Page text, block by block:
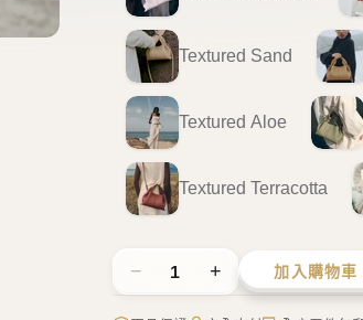
Textured Sand
Textured Aloe
Textured Terracotta
− 1 + 加入購物車